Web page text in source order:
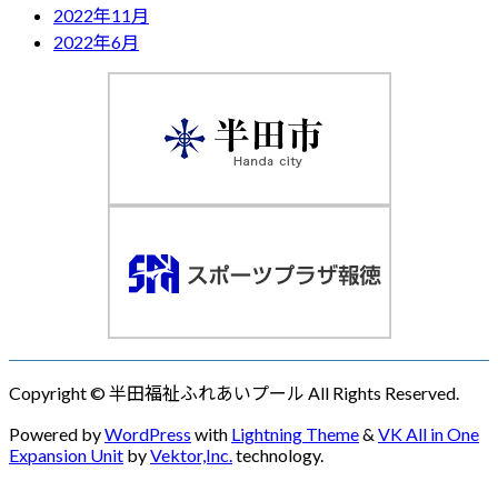
2022年11月
2022年6月
Copyright © 半田福祉ふれあいプール All Rights Reserved.
Powered byWordPress with Lightning Theme& VK All in One
Expansion Unit byVektor,Inc. technology.